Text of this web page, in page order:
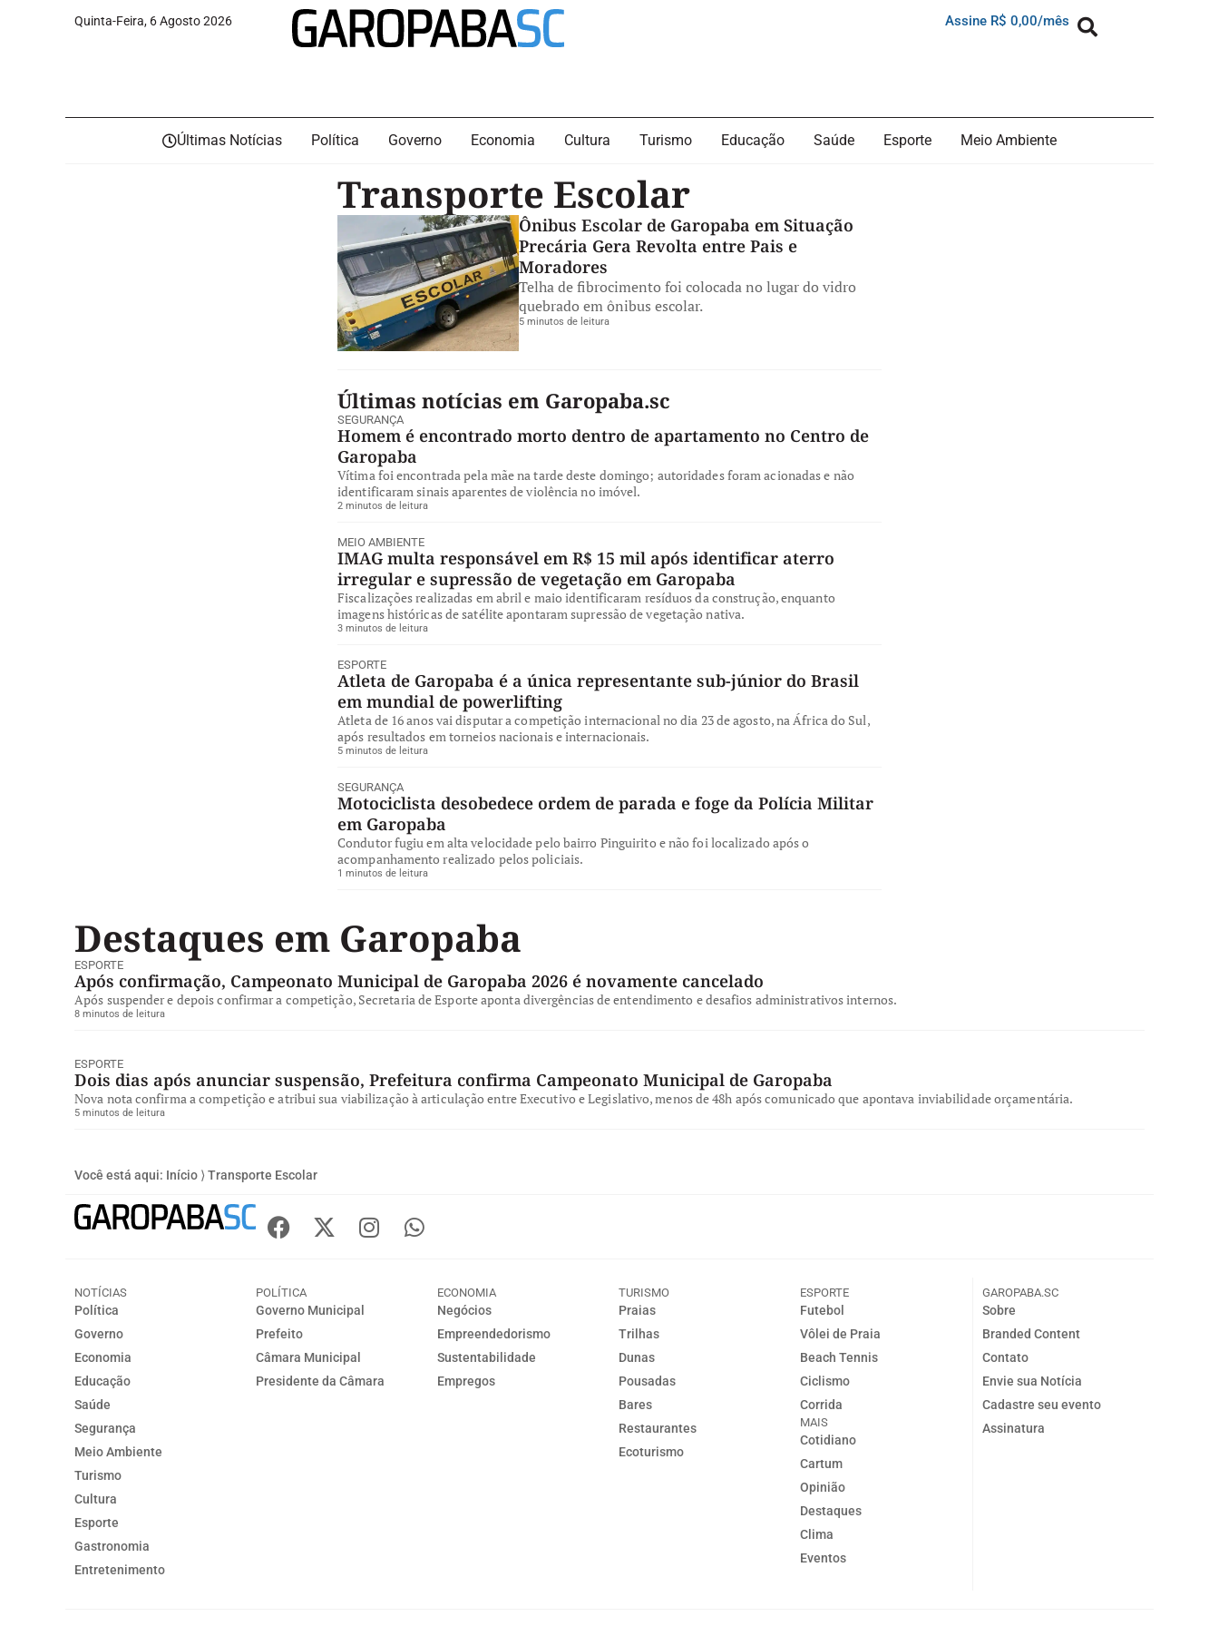
Quinta-Feira, 6 Agosto 2026 Assine R$ 0,00/mês
Últimas Notícias Política Governo Economia Cultura Turismo Educação Saúde Esporte Meio Ambiente
Transporte Escolar
Ônibus Escolar de Garopaba em Situação
Precária Gera Revolta entre Pais e
Moradores
Telha de fibrocimento foi colocada no lugar do vidro
quebrado em ônibus escolar.
5 minutos de leitura
Últimas notícias em Garopaba.sc
SEGURANÇA
Homem é encontrado morto dentro de apartamento no Centro de
Garopaba
Vítima foi encontrada pela mãe na tarde deste domingo; autoridades foram acionadas e não
identificaram sinais aparentes de violência no imóvel.
2 minutos de leitura
MEIO AMBIENTE
IMAG multa responsável em R$ 15 mil após identificar aterro
irregular e supressão de vegetação em Garopaba
Fiscalizações realizadas em abril e maio identificaram resíduos da construção, enquanto
imagens históricas de satélite apontaram supressão de vegetação nativa.
3 minutos de leitura
ESPORTE
Atleta de Garopaba é a única representante sub-júnior do Brasil
em mundial de powerlifting
Atleta de 16 anos vai disputar a competição internacional no dia 23 de agosto, na África do Sul,
após resultados em torneios nacionais e internacionais.
5 minutos de leitura
SEGURANÇA
Motociclista desobedece ordem de parada e foge da Polícia Militar
em Garopaba
Condutor fugiu em alta velocidade pelo bairro Pinguirito e não foi localizado após o
acompanhamento realizado pelos policiais.
1 minutos de leitura
Destaques em Garopaba
ESPORTE
Após confirmação, Campeonato Municipal de Garopaba 2026 é novamente cancelado
Após suspender e depois confirmar a competição, Secretaria de Esporte aponta divergências de entendimento e desafios administrativos internos.
8 minutos de leitura
ESPORTE
Dois dias após anunciar suspensão, Prefeitura confirma Campeonato Municipal de Garopaba
Nova nota confirma a competição e atribui sua viabilização à articulação entre Executivo e Legislativo, menos de 48h após comunicado que apontava inviabilidade orçamentária.
5 minutos de leitura
Você está aqui: Início ⟩ Transporte Escolar
NOTÍCIAS
Política
Governo
Economia
Educação
Saúde
Segurança
Meio Ambiente
Turismo
Cultura
Esporte
Gastronomia
Entretenimento
POLÍTICA
Governo Municipal
Prefeito
Câmara Municipal
Presidente da Câmara
ECONOMIA
Negócios
Empreendedorismo
Sustentabilidade
Empregos
TURISMO
Praias
Trilhas
Dunas
Pousadas
Bares
Restaurantes
Ecoturismo
ESPORTE
Futebol
Vôlei de Praia
Beach Tennis
Ciclismo
Corrida
MAIS
Cotidiano
Cartum
Opinião
Destaques
Clima
Eventos
GAROPABA.SC
Sobre
Branded Content
Contato
Envie sua Notícia
Cadastre seu evento
Assinatura